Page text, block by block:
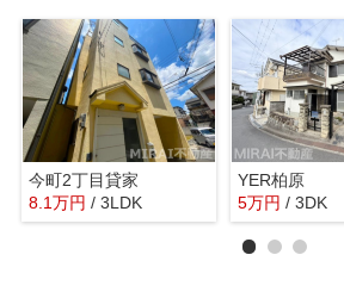
今町2丁目貸家
8.1万円 / 3LDK
YER柏原
5万円 / 3DK